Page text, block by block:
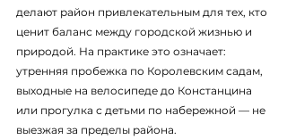
делают район привлекательным для тех, кто
ценит баланс между городской жизнью и
природой. На практике это означает:
утренняя пробежка по Королевским садам,
выходные на велосипеде до Констанцина
или прогулка с детьми по набережной — не
выезжая за пределы района.